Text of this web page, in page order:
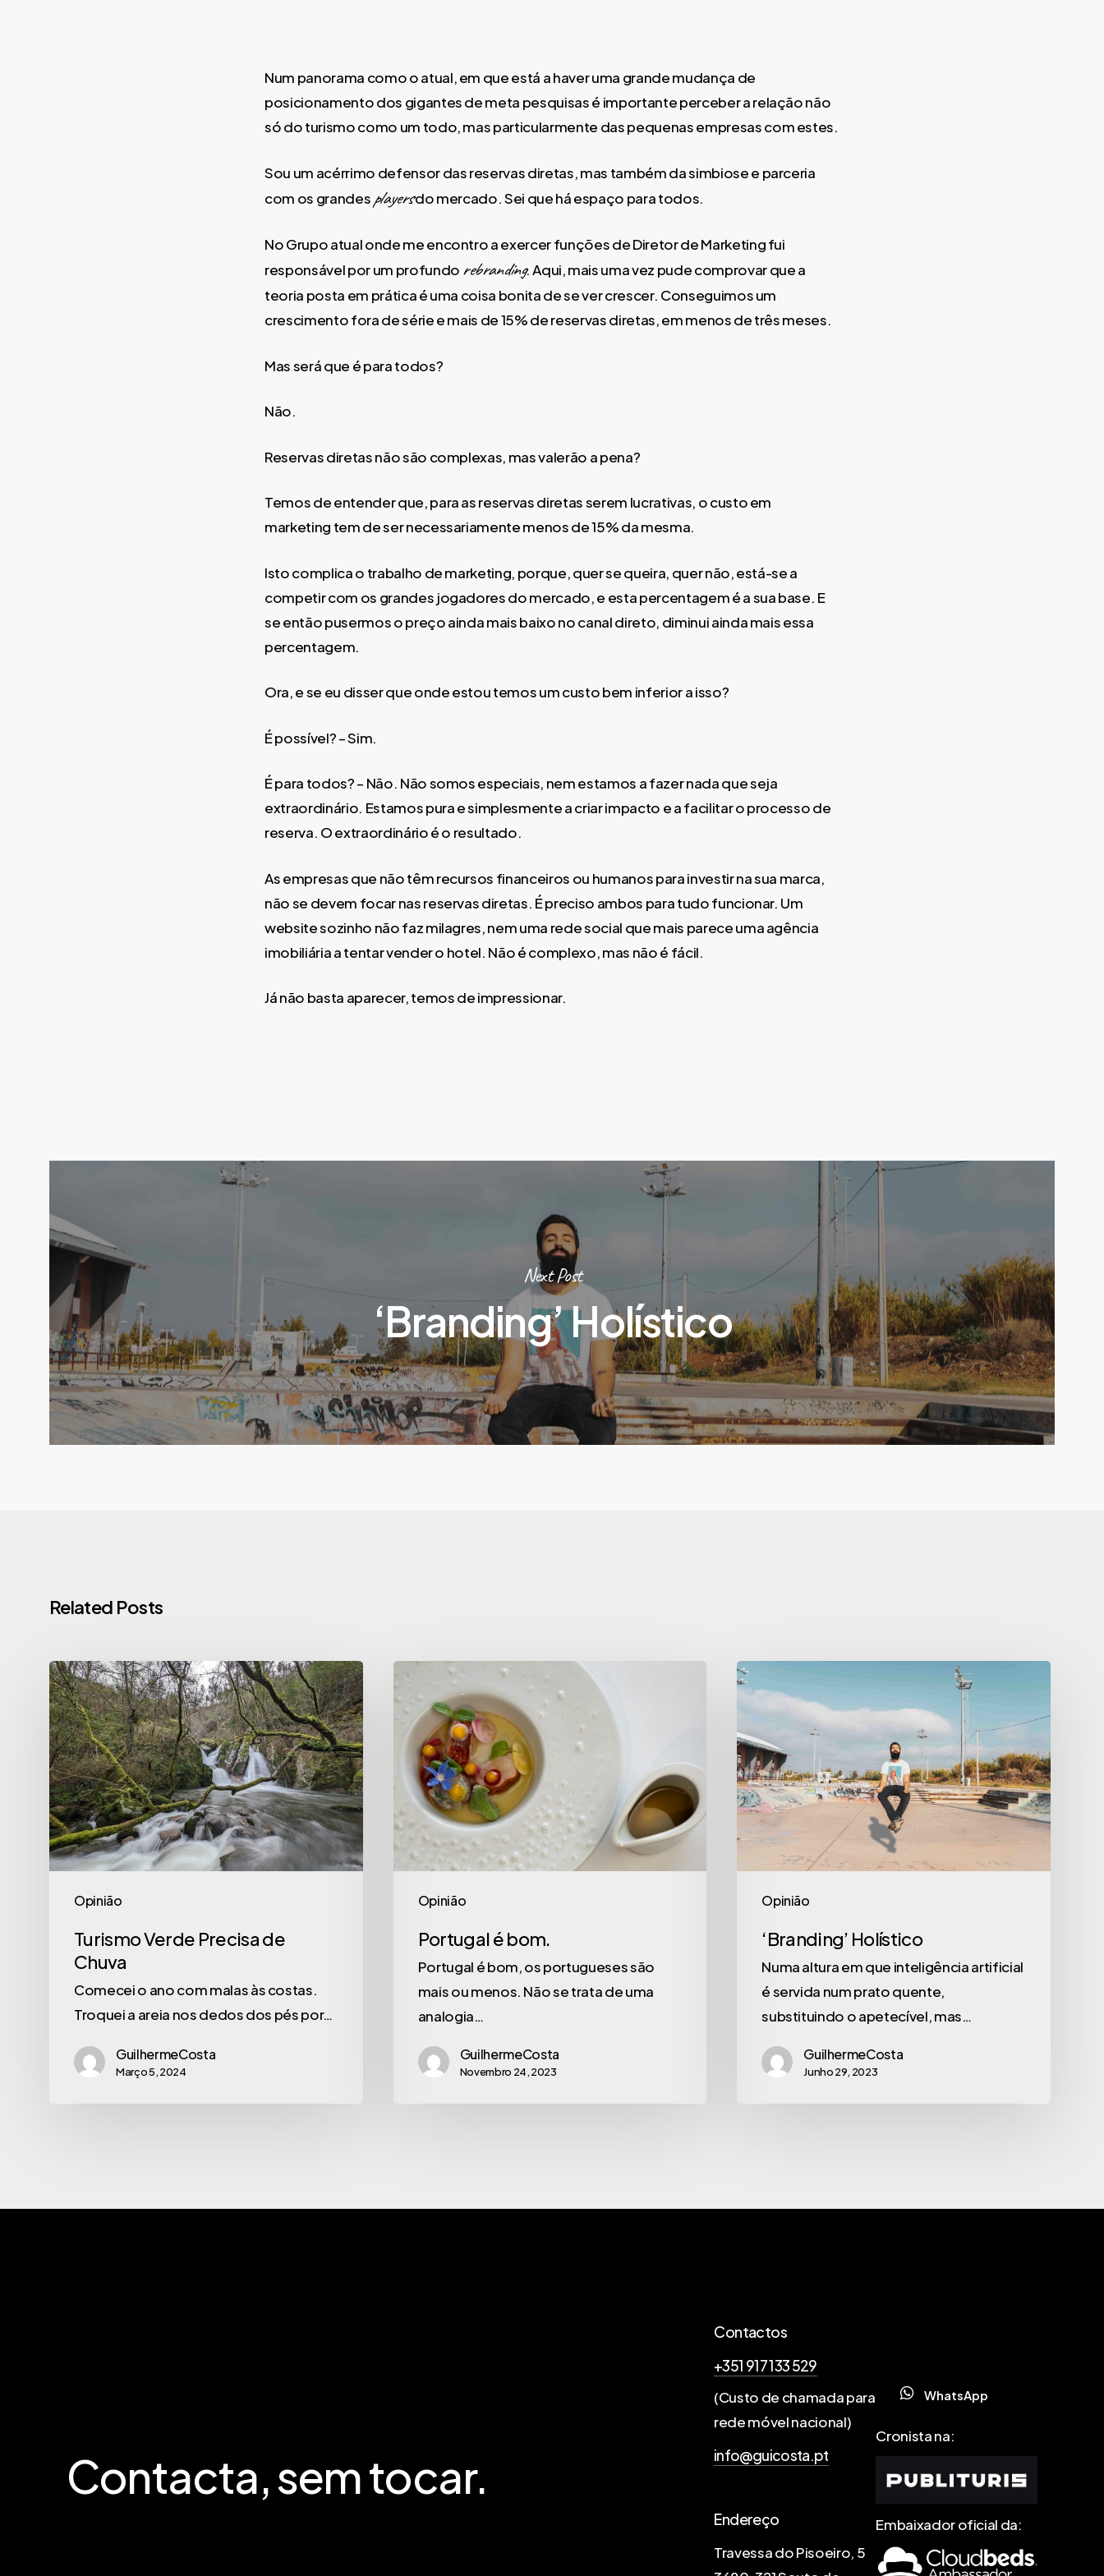
Num panorama como o atual, em que está a haver uma grande mudança de
posicionamento dos gigantes de meta pesquisas é importante perceber a relação não
só do turismo como um todo, mas particularmente das pequenas empresas com estes.
Sou um acérrimo defensor das reservas diretas, mas também da simbiose e parceria
com os grandesplayersdo mercado. Sei que há espaço para todos.
No Grupo atual onde me encontro a exercer funções de Diretor de Marketing fui
responsável por um profundo rebranding. Aqui, mais uma vez pude comprovar que a
teoria posta em prática é uma coisa bonita de se ver crescer. Conseguimos um
crescimento fora de série e mais de 15% de reservas diretas, em menos de três meses.
Mas será que é para todos?
Não.
Reservas diretas não são complexas, mas valerão a pena?
Temos de entender que, para as reservas diretas serem lucrativas, o custo em
marketing tem de ser necessariamente menos de 15% da mesma.
Isto complica o trabalho de marketing, porque, quer se queira, quer não, está-se a
competir com os grandes jogadores do mercado, e esta percentagem é a sua base. E
se então pusermos o preço ainda mais baixo no canal direto, diminui ainda mais essa
percentagem.
Ora, e se eu disser que onde estou temos um custo bem inferior a isso?
É possível? – Sim.
É para todos? – Não. Não somos especiais, nem estamos a fazer nada que seja
extraordinário. Estamos pura e simplesmente a criar impacto e a facilitar o processo de
reserva. O extraordinário é o resultado.
As empresas que não têm recursos financeiros ou humanos para investir na sua marca,
não se devem focar nas reservas diretas. É preciso ambos para tudo funcionar. Um
website sozinho não faz milagres, nem uma rede social que mais parece uma agência
imobiliária a tentar vender o hotel. Não é complexo, mas não é fácil.
Já não basta aparecer, temos de impressionar.
Next Post
‘Branding’ Holístico
Related Posts
Opinião
Turismo Verde Precisa de
Chuva
Comecei o ano com malas às costas.
Troquei a areia nos dedos dos pés por…
GuilhermeCosta
Março 5, 2024
Opinião
Portugal é bom.
Portugal é bom, os portugueses são
mais ou menos. Não se trata de uma
analogia…
GuilhermeCosta
Novembro 24, 2023
Opinião
‘Branding’ Holístico
Numa altura em que inteligência artificial
é servida num prato quente,
substituindo o apetecível, mas…
GuilhermeCosta
Junho 29, 2023
Contacta,semtocar.
Contactos
+351 917 133 529
(Custo de chamada para
rede móvel nacional)
info@guicosta.pt
Endereço
Travessa do Pisoeiro, 5
WhatsApp
Cronista na:
Embaixador oficial da: